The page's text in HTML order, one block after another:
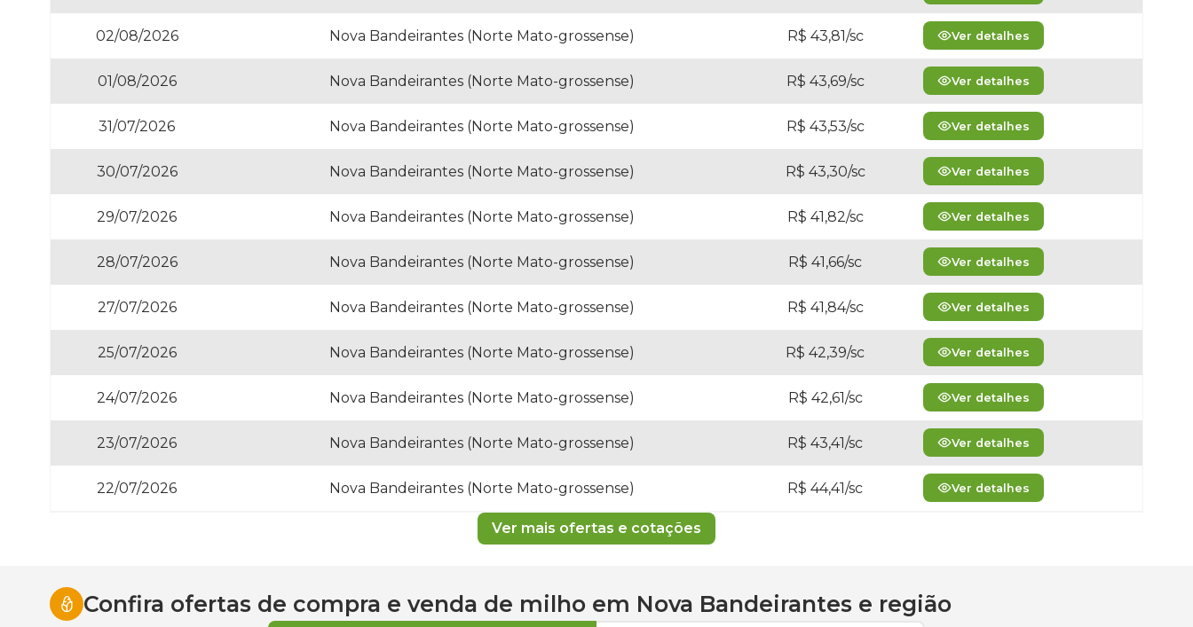
02/08/2026 Nova Bandeirantes (Norte Mato-grossense) R$ 43,81/sc Ver detalhes
01/08/2026 Nova Bandeirantes (Norte Mato-grossense) R$ 43,69/sc Ver detalhes
31/07/2026 Nova Bandeirantes (Norte Mato-grossense) R$ 43,53/sc Ver detalhes
30/07/2026 Nova Bandeirantes (Norte Mato-grossense) R$ 43,30/sc Ver detalhes
29/07/2026 Nova Bandeirantes (Norte Mato-grossense) R$ 41,82/sc Ver detalhes
28/07/2026 Nova Bandeirantes (Norte Mato-grossense) R$ 41,66/sc Ver detalhes
27/07/2026 Nova Bandeirantes (Norte Mato-grossense) R$ 41,84/sc Ver detalhes
25/07/2026 Nova Bandeirantes (Norte Mato-grossense) R$ 42,39/sc Ver detalhes
24/07/2026 Nova Bandeirantes (Norte Mato-grossense) R$ 42,61/sc Ver detalhes
23/07/2026 Nova Bandeirantes (Norte Mato-grossense) R$ 43,41/sc Ver detalhes
22/07/2026 Nova Bandeirantes (Norte Mato-grossense) R$ 44,41/sc Ver detalhes
Ver mais ofertas e cotações
Confira ofertas de compra e venda de milho em Nova Bandeirantes e região